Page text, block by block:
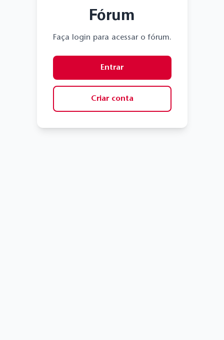
Fórum
Faça login para acessar o fórum.
Entrar
Criar conta